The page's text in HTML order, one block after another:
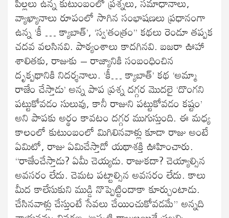
వ్యాఖ్యానాలు రూపంలో సాగిన సంభాషణలు ప్రధానంగా
ఉన్న ‘కీ … క్యాబాత్’, ‘స్వ’తంత్రం’’ కథలు రెండూ తప్పక
చదవ వలసినవి. పాఠ్యంశాలు కాదగినవి. బజరా ఊహా
శాలితకు, రాజుకు – రాజ్యానికి సంబంధించిన
దృక్పథానికి నిదర్శనాలు. ‘కీ… క్యాబాత్’ కథ ‘అమ్మా
రాజేం చేస్తాడు’ అన్న పాప ప్రశ్న దగ్గర మొదలై ‘దొంగని
పట్టుకోవడం సులువు, కానీ రాజుని పట్టుకోవడం కష్టం’
అని పాపకు అర్థం కావటం దగ్గర ముగుస్తుంది. ఈ మధ్య
కాలంలో కుటుంబంలో మిగిలినవాళ్లు కూడా రాజు అంటే
ఏమిటో, రాజు ఏమిచేస్తాడో యథాశక్తి ఊహించారు.
“రాజేంచేస్తాడు? ఏమీ చెయ్యడు. రాజుకదా? చెయ్యాల్సిన
అవసరం లేదు. చెమట పట్టాల్సిన అవసరం లేదు. కాలు
మీద కాలేసుకుని ముడ్డి నొప్పెట్టిందాకా కూర్చుంటాడు.
చేసినవాళ్లు చేస్తుంటే సేవలు చేయించుకోవడమే” అన్నది